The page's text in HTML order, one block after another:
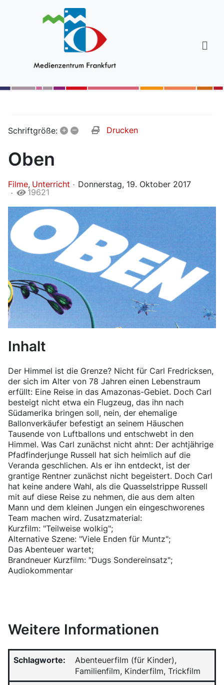
Schriftgröße: + – Drucken
Oben
Filme Unterricht
Donnerstag, 19. Oktober 2017
19621
Inhalt
Der Himmel ist die Grenze? Nicht für Carl Fredricksen,
der sich im Alter von 78 Jahren einen Lebenstraum
erfüllt: Eine Reise in das Amazonas-Gebiet. Doch Carl
besteigt nicht etwa ein Flugzeug, das ihn nach
Südamerika bringen soll, nein, der ehemalige
Ballonverkäufer befestigt an seinem Häuschen
Tausende von Luftballons und entschwebt in den
Himmel. Was Carl zunächst nicht ahnt: Der achtjährige
Pfadfinderjunge Russell hat sich heimlich auf die
Veranda geschlichen. Als er ihn entdeckt, ist der
grantige Rentner zunächst nicht begeistert. Doch Carl
hat keine andere Wahl, als die Quasselstrippe Russell
mit auf diese Reise zu nehmen, die aus dem alten
Mann und dem kleinen Jungen ein eingeschworenes
Team machen wird. Zusatzmaterial:
Kurzfilm: "Teilweise wolkig";
Alternative Szene: "Viele Enden für Muntz";
Das Abenteuer wartet;
Brandneuer Kurzfilm: "Dugs Sondereinsatz";
Audiokommentar
Weitere Informationen
Schlagworte:
Abenteuerfilm (für Kinder),
Familienfilm, Kinderfilm, Trickfilm